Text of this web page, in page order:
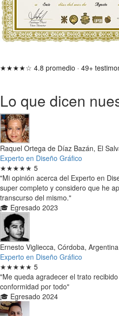
★★★★☆ 4.8 promedio · 49+
Lo que dicen
Raquel Ortega de Díaz Bazán, El
Experto en Diseño Gráfico
★★★★★ 5
"Mi opinión acerca del Experto en
super completo y considero que he
transcurso del mismo."
🎓 Egresado 2023
Ernesto Vigliecca, Córdoba, Argentina
Experto en Diseño Gráfico
★★★★★ 5
"Me queda agradecer el trato
conformidad por todo"
🎓 Egresado 2024